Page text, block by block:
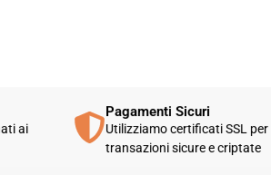
ai
Pagamenti Sicuri
Utilizziamo certificati SSL per
transazioni sicure e criptate